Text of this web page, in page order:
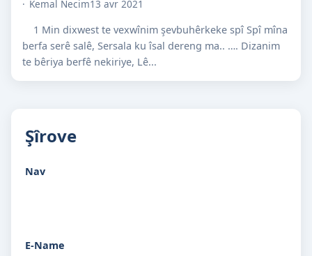
Kemal Necim13 avr 2021
1 Min dixwest te vexwînim şevbuhêrkeke spî Spî mîna
berfa serê salê, Sersala ku îsal dereng ma.. …. Dizanim
te bêriya berfê nekiriye, Lê...
Şîrove
Nav
E-Name